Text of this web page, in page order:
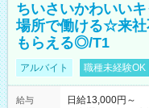
ちいさいかわいい
場所で働ける☆来社
もらえる◎/T1
アルバイト 職種未経験OK
給与
日給13,000円～